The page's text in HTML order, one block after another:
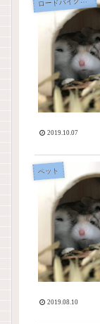
2019.10.07
ペット
2019.08.10